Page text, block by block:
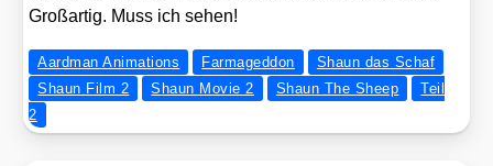
Groß­ar­tig. Muss ich sehen!
Aardman Animations Farmageddon
Shaun das Schaf
Shaun Film 2
Shaun Movie 2 Shaun The Sheep
Teil
2